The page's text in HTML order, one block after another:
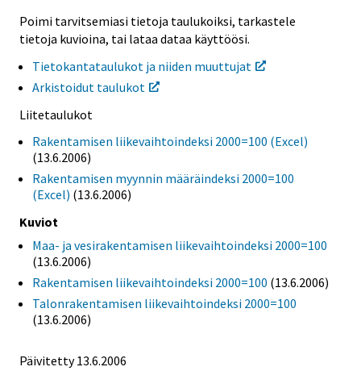
Poimi tarvitsemiasi tietoja taulukoiksi, tarkastele
tietoja kuvioina, tai lataa dataa käyttöösi.
Tietokantataulukot ja niiden muuttujat
Arkistoidut taulukot
Liitetaulukot
Rakentamisen liikevaihtoindeksi 2000=100 (Excel)
(13.6.2006)
Rakentamisen myynnin määräindeksi 2000=100
(Excel) (13.6.2006)
Kuviot
Maa- ja vesirakentamisen liikevaihtoindeksi 2000=100
(13.6.2006)
Rakentamisen liikevaihtoindeksi 2000=100 (13.6.2006)
Talonrakentamisen liikevaihtoindeksi 2000=100
(13.6.2006)
Päivitetty13.6.2006